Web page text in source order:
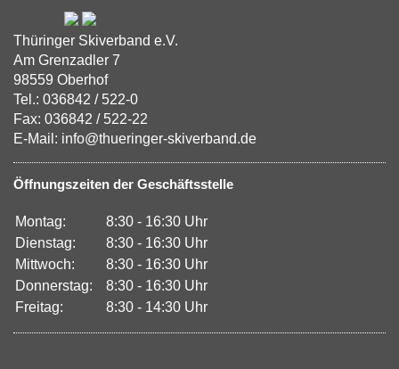
Thüringer Skiverband e.V.
Am Grenzadler 7
98559 Oberhof
Tel.: 036842 / 522-0
Fax: 036842 / 522-22
E-Mail: info@thueringer-skiverband.de
Öffnungszeiten der Geschäftsstelle
Montag:
8:30 - 16:30 Uhr
Dienstag:
8:30 - 16:30 Uhr
Mittwoch:
8:30 - 16:30 Uhr
Donnerstag:
8:30 - 16:30 Uhr
Freitag:
8:30 - 14:30 Uhr